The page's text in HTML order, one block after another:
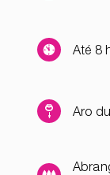
Até 8
Aro